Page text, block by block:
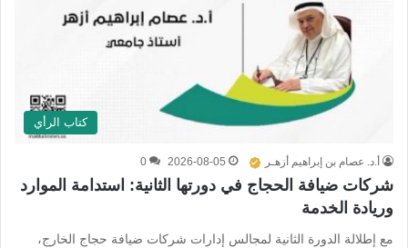
كتاب الرأي
أ.د. عصام بن إبراهيم أزهـر 2026-08-05
0
شركات ضيافة الحجاج في دورتها الثانية: استدامة الموارد
وريادة الخدمة
مع إطلالة الدورة الثانية لمجالس إدارات شركات ضيافة حجاج الخارج،